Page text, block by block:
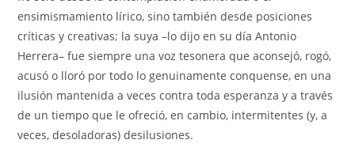
ensimismamiento lírico, sino también desde posiciones
críticas y creativas; la suya –lo dijo en su día Antonio
Herrera– fue siempre una voz tesonera que aconsejó, rogó,
acusó o lloró por todo lo genuinamente conquense, en una
ilusión mantenida a veces contra toda esperanza y a través
de un tiempo que le ofreció, en cambio, intermitentes (y, a
veces, desoladoras) desilusiones.